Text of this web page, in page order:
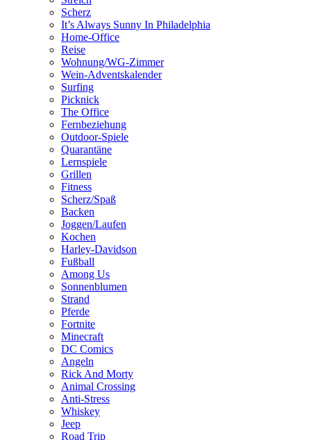
Scherz
It’s Always Sunny In Philadelphia
Home-Office
Reise
Wohnung/WG-Zimmer
Wein-Adventskalender
Surfing
Picknick
The Office
Fernbeziehung
Outdoor-Spiele
Quarantäne
Lernspiele
Grillen
Fitness
Scherz/Spaß
Backen
Joggen/Laufen
Kochen
Harley-Davidson
Fußball
Among Us
Sonnenblumen
Strand
Pferde
Fortnite
Minecraft
DC Comics
Angeln
Rick And Morty
Animal Crossing
Anti-Stress
Whiskey
Jeep
Road Trip